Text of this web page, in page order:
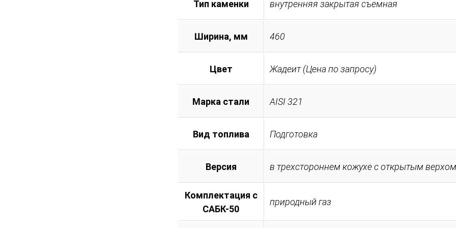
Тип каменки внутренняя закрытая съемная
Ширина, мм 460
Цвет Жадеит (Цена по запросу)
Марка стали AISI 321
Вид топлива Подготовка
Версия в трехстороннем кожухе с открытым верхом
Комплектация с
САБК-50
природный газ